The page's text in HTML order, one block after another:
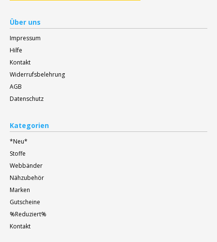
Über uns
Impressum
Hilfe
Kontakt
Widerrufsbelehrung
AGB
Datenschutz
Kategorien
*Neu*
Stoffe
Webbänder
Nähzubehör
Marken
Gutscheine
%Reduziert%
Kontakt